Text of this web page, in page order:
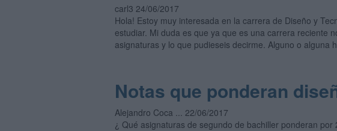
carl3 24/06/2017
Hola! Estoy muy interesada en la carrera de Diseño y
estudiar. Mi duda es que ya que es una carrera reciente
asignaturas y lo que pudieseis decirme. Alguno o alguna
Notas que ponderan
Alejandro Coca ... 22/06/2017
¿ Qué asignaturas de segundo de bachiller ponderan